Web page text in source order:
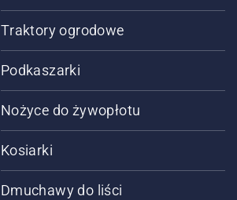
Traktory ogrodowe
Podkaszarki
Nożyce do żywopłotu
Kosiarki
Dmuchawy do liści